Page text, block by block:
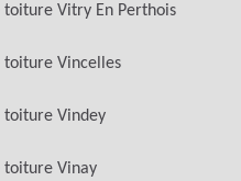
toiture Vitry En Perthois
toiture Vincelles
toiture Vindey
toiture Vinay